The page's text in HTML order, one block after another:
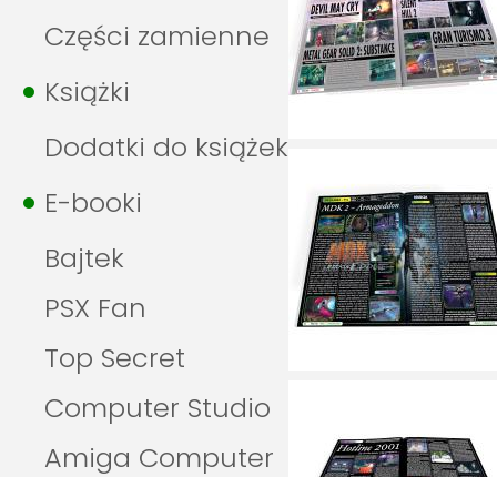
Części zamienne
Książki
Dodatki do książek
E-booki
Bajtek
PSX Fan
Top Secret
Computer Studio
Amiga Computer